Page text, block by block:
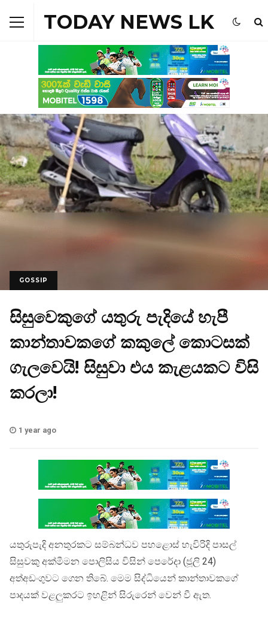
TODAY NEWS LK
GOSSIP
සිසුවෙකුගේ යතුරු පැදියේ හැපී
කාන්තාවකගේ කකුලේ කොටසක්
ගැලවෙයි! සිසුවා එය කැළයකට විසි
කරලා!
1 year ago
යතුරුපැදි අනතුරකට සම්බන්ධව පහළොස් හැවිරිදි පාසල්
සිසුවකු අක්මීමන පොලිසිය විසින් පෙරේදා (ජූලි 24)
අත්අඩංගුවට ගෙන තිබේ. මෙම සිද්ධියෙන් කාන්තාවකගේ
පාදයක් වළලුකරට ඉහළින් සිරුරෙන් වෙන් වී ඇත.